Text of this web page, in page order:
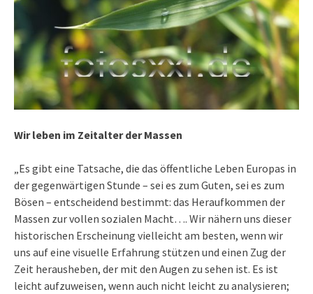
Wir leben im Zeitalter der Massen
„Es gibt eine Tatsache, die das öffentliche Leben Europas in
der gegenwärtigen Stunde – sei es zum Guten, sei es zum
Bösen – entscheidend bestimmt: das Heraufkommen der
Massen zur vollen sozialen Macht…. Wir nähern uns dieser
historischen Erscheinung vielleicht am besten, wenn wir
uns auf eine visuelle Erfahrung stützen und einen Zug der
Zeit herausheben, der mit den Augen zu sehen ist. Es ist
leicht aufzuweisen, wenn auch nicht leicht zu analysieren;